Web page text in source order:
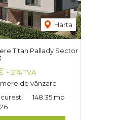
Harta
Titan Pallady Sector
+ 21% TVA
de vânzare
148.35 mp